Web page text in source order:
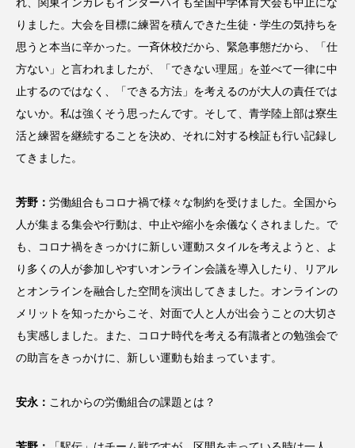
れ、関東インカレもインターハイも全国中学体育大会も中止にな
りました。大会を目標に練習を積んできた生徒・学生の気持ちを
思うと本当に辛かった。一斉休校だから、緊急事態だから、「仕
方ない」と言われましたが、「できない理屈」を並べて一律に中
止するのではなく、「できる方法」を考えるのが大人の責任では
ないか。私は強くそう思ったんです。そして、青学陸上部は寮生
活と練習を継続することを決め、それに対する検証も行い記録し
てきました。
芳野： 労働組合もコロナ禍で様々な制約を受けました。全国から
人が集まる集会や行動は、中止や縮小を余儀なくされました。で
も、コロナ禍をきっかけに新しい運動スタイルを考えようと、よ
り多くの人が参加しやすいオンライン会議を導入したり、リアル
とオンラインを融合した空間を演出してきました。オンラインの
メリットを知ったからこそ、対面で人と人が出会うことの大切さ
も実感しました。また、コロナ時代を考える有識者との勉強会で
の助言をきっかけに、新しい運動も始まっています。
安永： これからの労働組合の課題とは？